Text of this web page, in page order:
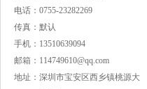
电话： 0755-23282269
传真： 默认
手机： 13510639094
邮箱： 114749610@qq.com
地址： 深圳市宝安区西乡镇桃源大